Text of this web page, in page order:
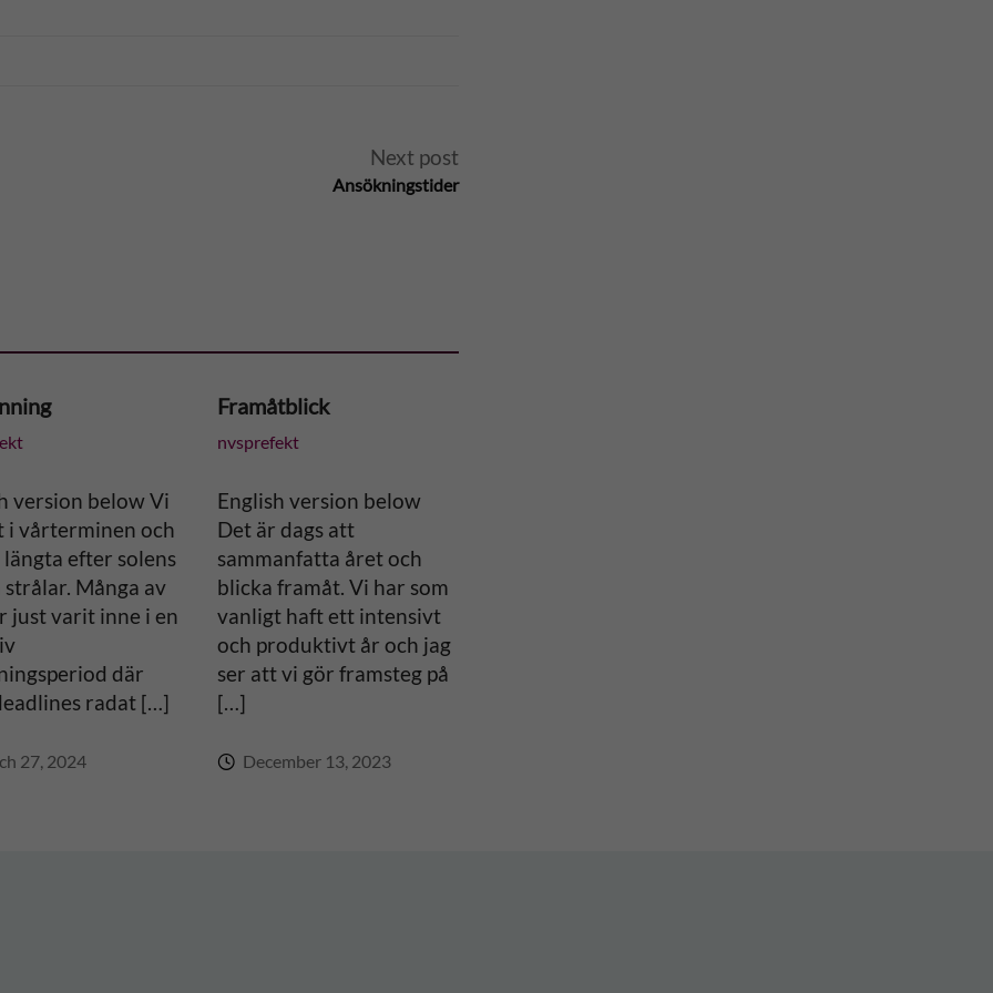
Next post
Ansökningstider
version below Vi
i vårterminen och
efter solens
Många av
just varit inne i en
där
radat […]
27, 2024
Framåtblick
nvsprefekt
English version below
Det är dags att
sammanfatta året och
blicka framåt. Vi har som
vanligt haft ett intensivt
och produktivt år och jag
ser att vi gör framsteg på
[…]
December 13, 2023